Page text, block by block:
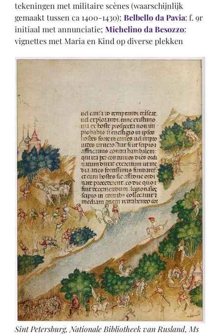
tekeningen met militaire scènes (waarschijnlijk
gemaakt tussen ca 1400-1430); Belbello da Pavia: f. 9r
initiaal met annunciatie; Michelino da Besozzo:
vignettes met Maria en Kind op diverse plekken
Sint Petersburg, Nationale Bibliotheek van Rusland, Ms